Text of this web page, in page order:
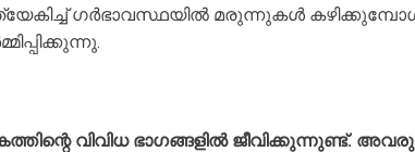
ഗർഭാവസ്ഥയിൽ മരുന്നുകൾ
വിവിധ ഭാഗങ്ങളിൽ ജീവിക്കുന്നുണ്ട്.